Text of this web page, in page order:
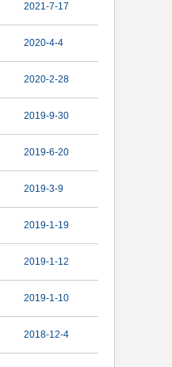
2021-7-17
2020-4-4
2020-2-28
2019-9-30
2019-6-20
2019-3-9
2019-1-19
2019-1-12
2019-1-10
2018-12-4